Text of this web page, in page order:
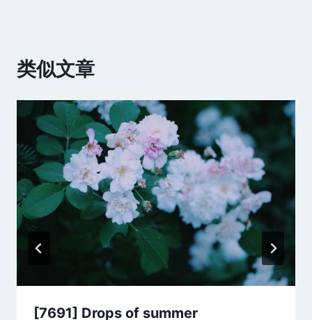
类似文章
[7691] Drops of summer